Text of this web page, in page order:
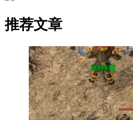
推荐文章